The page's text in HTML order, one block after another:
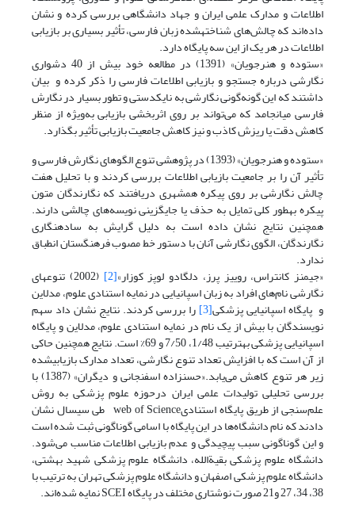
اطلاعات و مدارک علمی ایران و جهاد دانشگاهی بررسی کرده و نشان
داده‌اند که چالش‌های شناخته‫شده زبان فارسی، تأثیر بسیاری بر بازیابی
اطلاعات در هر یک از این سه پایگاه دارد.
«ستوده و هنرجویان» (1391) در مطالعه خود بیش از 40 دشواری
نگارشی درباره جستجو و بازیابی اطلاعات فارسی را ذکر کرده‌ و بیان
داشتند که این گونه‌گونی نگارشی به نایکدستی و تطور بسیار در نگارش
فارسی می‫انجامد که می‌تواند بر روی اثربخشی بازیابی به‌ویژه از منظر
کاهش دقت یا ریزش کاذب و نیز کاهش جامعیت بازیابی تأثیر بگذارد.
«‫ستوده و هنرجویان» (1393) در پژوهشی تنوع الگوهای نگارش فارسی و
تأثیر آن را بر جامعیت بازیابی اطلاعات بررسی کردند‌‌ و با تحلیل هفت
چالش نگارشی بر روی پیکره همشهری دریافتند که نگارندگان متون
پیکره به‫طور کلی تمایل به حذف یا جایگزینی نویسه‌های چالشی دارند.
همچنین نتایج نشان داده است به دلیل گرایش به ساده‫نگاری
نگارندگان، الگوی نگارشی آنان با دستور خط مصوب فرهنگستان انطباق
ندارد.
«جیمنز کانتراس، روییز پرز، دلگادو لوپز کوزار»[2] (2002) تنوع‫های
نگارشی نام‌های افراد به زبان اسپانیایی در نمایه استنادی علوم، مدلاین
و پایگاه اسپانیایی پزشکی[3] را بررسی کردند. نتایج نشان داد سهم
نویسندگان با بیش از یک نام در نمایه استنادی علوم، مدلاین و پایگاه
اسپانیایی پزشکی به‫ترتیب 1/48، 7/50 و 69% است. نتایج همچنین حاکی
از آن است که با افزایش تعداد تنوع‌ نگارشی، تعداد مدارک بازیابی‫شده
زیر هر تنوع کاهش می‌یابد.«حسن‫زاده اسفنجانی و دیگران» (1387) با
بررسی تحلیلی تولیدات علمی ایران درحوزه علوم پزشکی به روش
علم‌سنجی از طریق پایگاه استنادیweb of Science طی سی‫سال نشان
دادند که نام دانشگاه‌ها در این پایگاه با اسامی گوناگونی ثبت شده است
و این گوناگونی سبب پیچیدگی و عدم بازیابی اطلاعات مناسب می‌شود.
دانشگاه علوم پزشکی بقیة‫الله، دانشگاه علوم پزشکی شهید بهشتی،
دانشگاه علوم پزشکی اصفهان و دانشگاه علوم پزشکی تهران به ترتیب با
38، 34، 27 و21 صورت نوشتاری مختلف در پایگاه SCEI نمایه شده‌اند.